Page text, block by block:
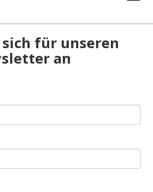
sich für unseren
an